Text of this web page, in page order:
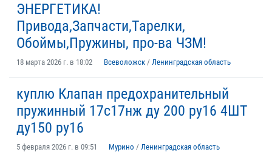
ЭНЕРГЕТИКА!
Привода,Запчасти,Тарелки,
Обоймы,Пружины, про-ва ЧЗМ!
18 марта 2026 г. в 18:02 Всеволожск / Ленинградская область
куплю Клапан предохранительный
пружинный 17с17нж ду 200 ру16 4ШТ
ду150 ру16
5 февраля 2026 г. в 09:51 Мурино / Ленинградская область